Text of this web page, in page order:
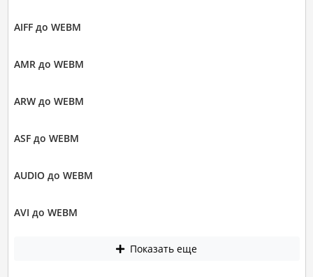
AIFF до WEBM
AMR до WEBM
ARW до WEBM
ASF до WEBM
AUDIO до WEBM
AVI до WEBM
Показать еще